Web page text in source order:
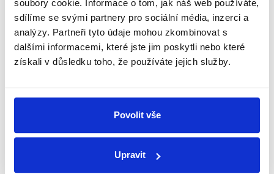
soubory cookie. Informace o tom, jak náš web používáte,
sdílíme se svými partnery pro sociální média, inzerci a
analýzy. Partneři tyto údaje mohou zkombinovat s
dalšími informacemi, které jste jim poskytli nebo které
získali v důsledku toho, že používáte jejich služby.
Povolit vše
Upravit
newsletteru nebowhatsappového
kanálu, kde pravidelně přinášíme
shrnutí nejzajímavějších článků a analýz.
Začněte nás odebírat, a mějte tak
přehled o tom, jaké dezinformace a
nepravdy se zrovna v Česku šíří.
Newsletter WhatsApp